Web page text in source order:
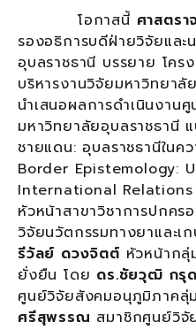
โอกาสนี้ ศาสตร
รองอธิการบดีฝ่ายวิจัยแล
อุบลราชธานี บรรยาย โคร
บริหารงานวิจัยมหาวิทยาลั
นำเสนอผลการดำเนินงาน
มหาวิทยาลัยอุบลราชธานี
ชายแดน: อุบลราชธานีในค
Border Epistemology:
International Relations
หัวหน้าสาขาวิชาการปก
วิจัยนวัตกรรมทางยาและเ
รีวัลย์ ดวงจิตต์ หัวหน้าก
ยั่งยืน โดย ดร.ชัยวุฒิ กรุ
ศูนย์วิจัยสังคมอนุภูมิภาคลุ่
ศรีสุพรรณ สมาชิกศูนย์วิ